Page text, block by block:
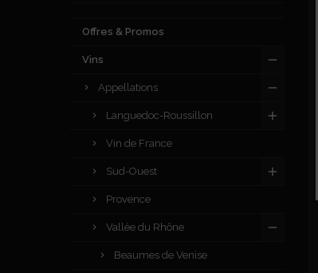
Offres & Promos
Vins
Appellations
Languedoc-Roussillon
Vin de France
Sud-Ouest
Provence
Vallée du Rhône
Beaumes de Venise